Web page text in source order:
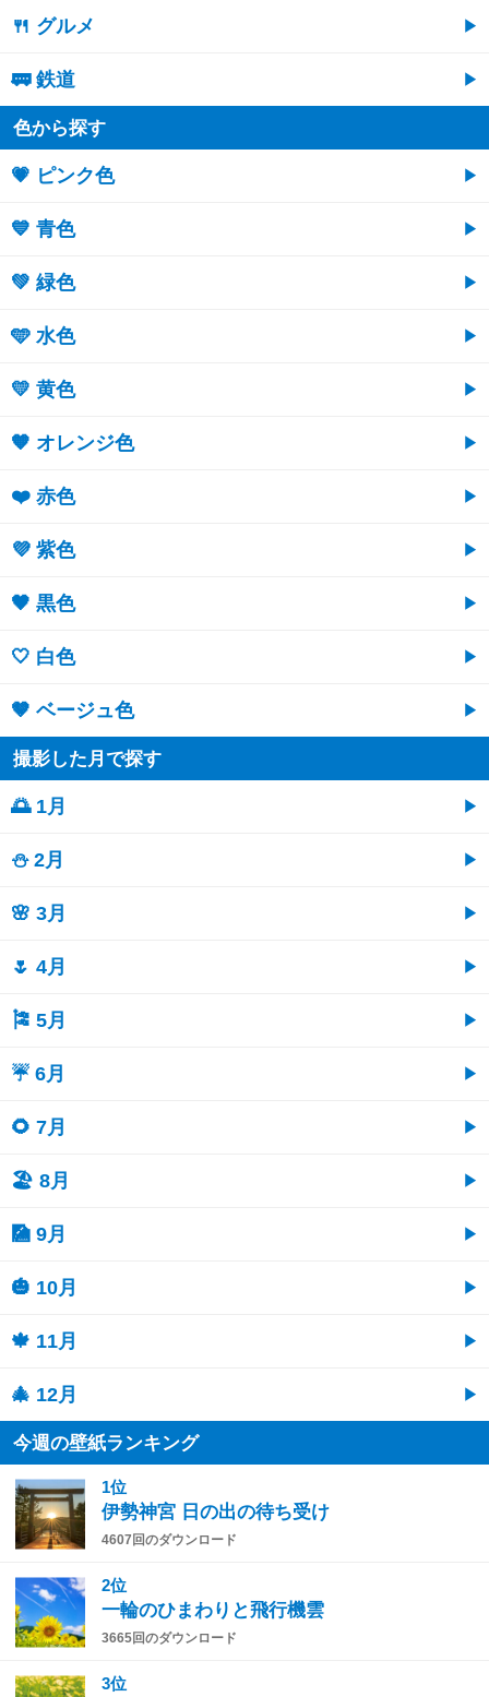
🍴 グルメ
🚃 鉄道
色から探す
💗 ピンク色
💙 青色
💚 緑色
🩵 水色
💛 黄色
🧡 オレンジ色
❤️ 赤色
💜 紫色
🖤 黒色
🤍 白色
🤎 ベージュ色
撮影した月で探す
🌅 1月
⛄ 2月
🌸 3月
🌷 4月
🎏 5月
☔ 6月
🌻 7月
🏖 8月
🎑 9月
🎃 10月
🍁 11月
🎄 12月
今週の壁紙ランキング
1位
伊勢神宮 日の出の待ち受け
4607回のダウンロード
2位
一輪のひまわりと飛行機雲
3665回のダウンロード
3位